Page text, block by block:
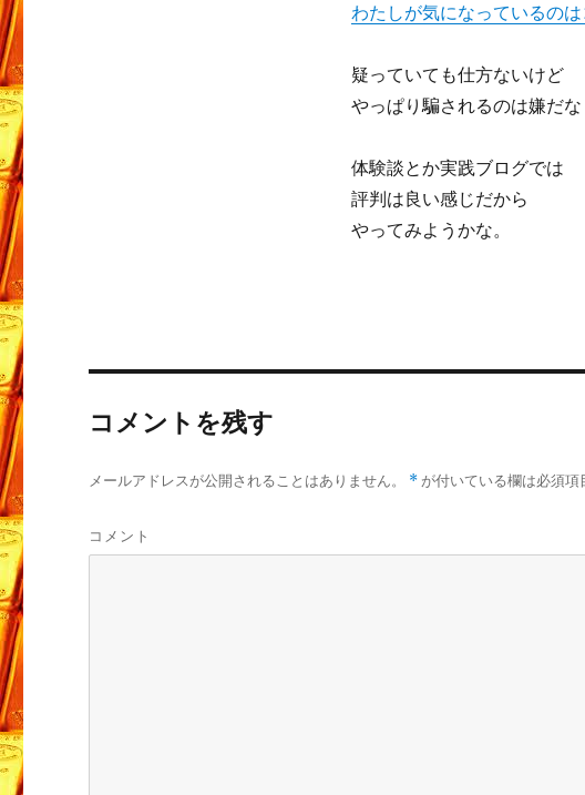
わたしが気になっているのは
疑っていても仕方ないけど
やっぱり騙されるのは嫌だな
体験談とか実践ブログでは
評判は良い感じだから
やってみようかな。
コメントを残す
メールアドレスが公開されることはありません。 * が付いている欄は必須項
コメント